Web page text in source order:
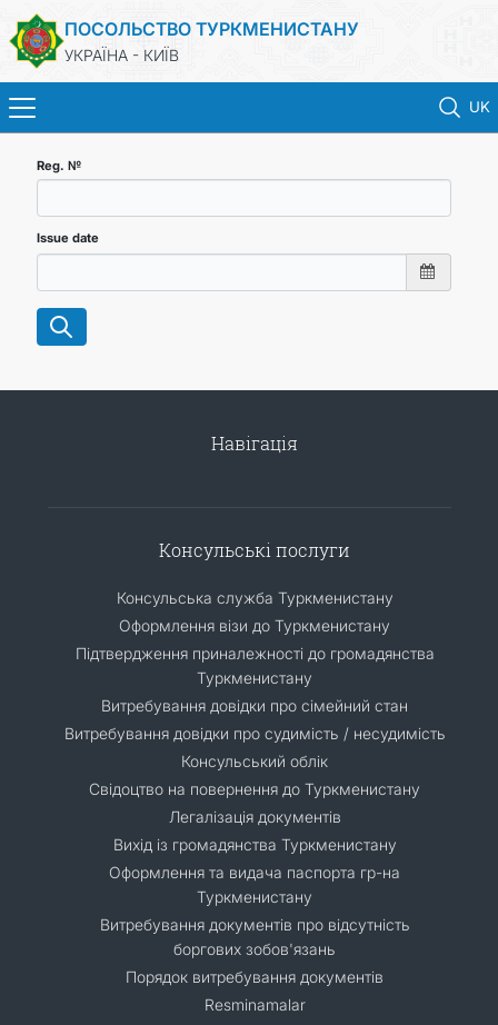
ПОСОЛЬСТВО ТУРКМЕНИСТАНУ
УКРАЇНА - КИЇВ
UK
НОВИНИ
Reg. №
Issue date
Навігація
Консульські послуги
Консульська служба Туркменистану
Оформлення візи до Туркменистану
Підтвердження приналежності до громадянства
Туркменистану
Витребування довідки про сімейний стан
Витребування довідки про судимість / несудимість
Консульський облік
Свідоцтво на повернення до Туркменистану
Легалізація документів
Вихід із громадянства Туркменистану
Оформлення та видача паспорта гр-на
Туркменистану
Витребування документів про відсутність
боргових зобов'язань
Порядок витребування документів
Resminamalar